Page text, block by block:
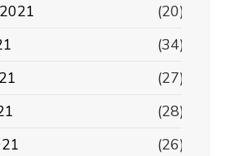
(20)
(34)
(27)
(28)
(26)